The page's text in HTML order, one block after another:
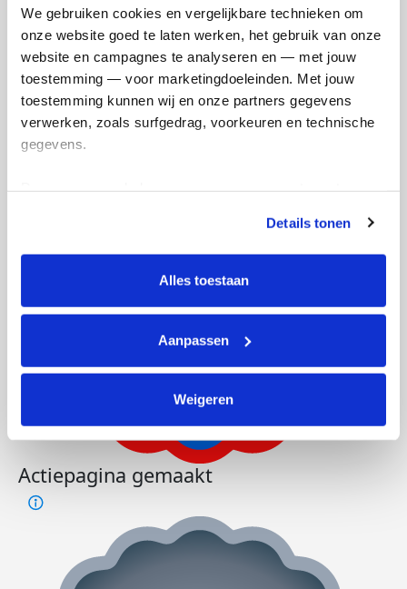
We gebruiken cookies en vergelijkbare technieken om
onze website goed te laten werken, het gebruik van onze
website en campagnes te analyseren en — met jouw
toestemming — voor marketingdoeleinden. Met jouw
toestemming kunnen wij en onze partners gegevens
verwerken, zoals surfgedrag, voorkeuren en technische
gegevens.
tonen. Je kunt je toestemming op elk moment wijzigen of
intrekken via Cookie instellingen onderaan de pagina. De
lijst met cookies is te vinden in het tabblad “details”.
Details tonen
Alles toestaan
Aanpassen
Weigeren
Manon's badges
Actiepagina gemaakt